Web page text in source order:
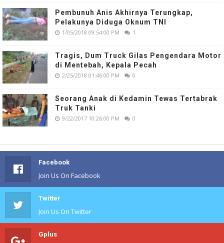
Pembunuh Anis Akhirnya Terungkap,
Pelakunya Diduga Oknum TNI
1/05/2018 09:54:00 PM 1
Tragis, Dum Truck Gilas Pengendara Motor
di Mentebah, Kepala Pecah
2/25/2018 01:46:00 PM 0
Seorang Anak di Kedamin Tewas Tertabrak
Truk Tanki
9/22/2017 10:26:00 PM 0
Facebook
Join Us On Facebook
Twitter
Join Us On Twitter
Gplus